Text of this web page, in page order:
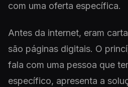
com uma oferta específica.
Antes da internet, eram
são páginas digitais. O
fala com uma pessoa que
específico, apresenta a